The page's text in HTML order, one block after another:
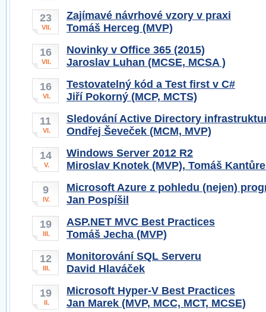
23
VII.
Zajímavé návrhové vzory v praxi
Tomáš Herceg (MVP)
16
VII.
Novinky v Office 365 (2015)
Jaroslav Luhan (MCSE, MCSA )
16
VI.
Testovatelný kód a Test first v C#
Jiří Pokorný (MCP, MCTS)
11
VI.
Sledování Active Directory
Ondřej Ševeček (MCM, MVP)
14
V.
Windows Server 2012 R2
Miroslav Knotek (MVP), Tomáš
9
IV.
Microsoft Azure z pohledu (nejen)
Jan Pospíšil
19
III.
ASP.NET MVC Best Practices
Tomáš Jecha (MVP)
12
III.
Monitorování SQL Serveru
David Hlaváček
19
II.
Microsoft Hyper-V Best Practices
Jan Marek (MVP, MCC, MCT, MCSE)